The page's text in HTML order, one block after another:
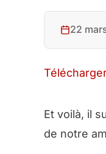
22
Et voilà, il
de notre